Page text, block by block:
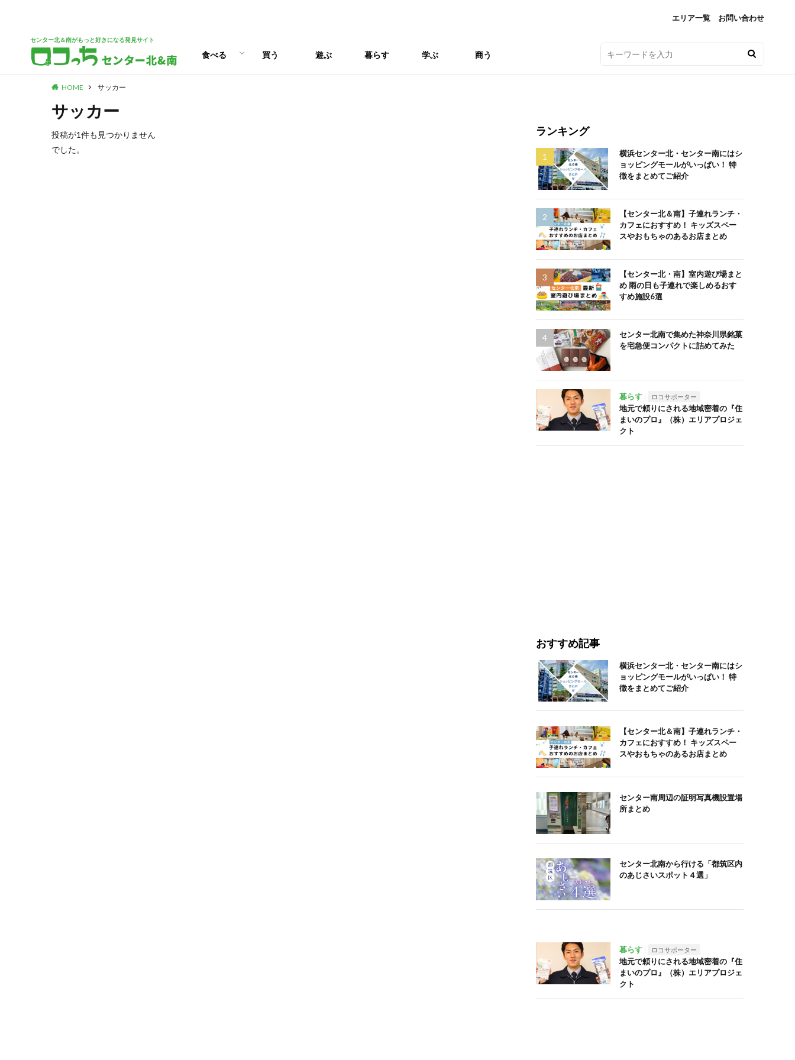
エリア一覧 お問い合わせ
センター北＆南がもっと好きになる発見サイト
食べる 買う 遊ぶ 暮らす 学ぶ 商う
HOME サッカー
サッカー
投稿が1件も見つかりません
でした。
ランキング
横浜センター北・センター南にはシ
ョッピングモールがいっぱい！ 特
徴をまとめてご紹介
【センター北＆南】子連れランチ・
カフェにおすすめ！ キッズスペー
スやおもちゃのあるお店まとめ
【センター北・南】室内遊び場まと
め 雨の日も子連れで楽しめるおす
すめ施設6選
センター北南で集めた神奈川県銘菓
を宅急便コンパクトに詰めてみた
暮らす ロコサポーター
地元で頼りにされる地域密着の『住
まいのプロ』（株）エリアプロジェ
クト
おすすめ記事
横浜センター北・センター南にはシ
ョッピングモールがいっぱい！ 特
徴をまとめてご紹介
【センター北＆南】子連れランチ・
カフェにおすすめ！ キッズスペー
スやおもちゃのあるお店まとめ
センター南周辺の証明写真機設置場
所まとめ
センター北南から行ける「都筑区内
のあじさいスポット４選」
暮らす ロコサポーター
地元で頼りにされる地域密着の『住
まいのプロ』（株）エリアプロジェ
クト